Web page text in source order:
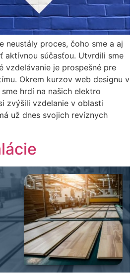
neustály proces, čoho sme a aj
aktívnou súčasťou. Utvrdili sme
vzdelávanie je prospešné pre
Okrem kurzov web designu v
hrdí na našich elektro
zvýšili vzdelanie v oblasti
už dnes svojich revíznych